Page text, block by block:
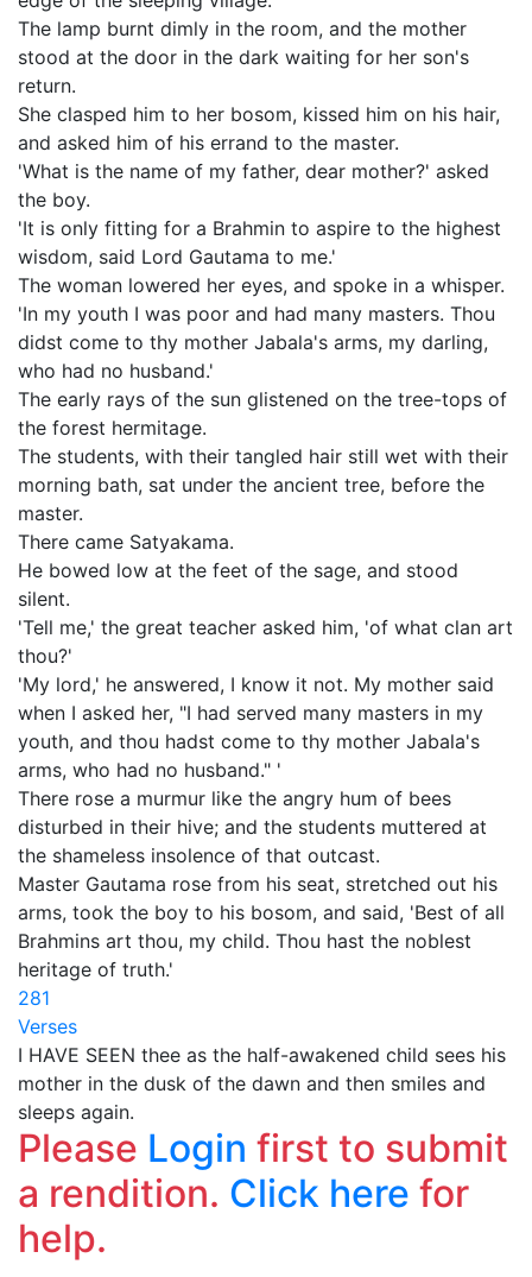
The lamp burnt dimly in the room, and the mother
stood at the door in the dark waiting for her son's
return.
She clasped him to her bosom, kissed him on his hair,
and asked him of his errand to the master.
'What is the name of my father, dear mother?' asked
the boy.
'It is only fitting for a Brahmin to aspire to the highest
wisdom, said Lord Gautama to me.'
The woman lowered her eyes, and spoke in a whisper.
'In my youth I was poor and had many masters. Thou
didst come to thy mother Jabala's arms, my darling,
who had no husband.'
The early rays of the sun glistened on the tree-tops of
the forest hermitage.
The students, with their tangled hair still wet with their
morning bath, sat under the ancient tree, before the
master.
There came Satyakama.
He bowed low at the feet of the sage, and stood
silent.
'Tell me,' the great teacher asked him, 'of what clan art
thou?'
'My lord,' he answered, I know it not. My mother said
when I asked her, "I had served many masters in my
youth, and thou hadst come to thy mother Jabala's
arms, who had no husband." '
There rose a murmur like the angry hum of bees
disturbed in their hive; and the students muttered at
the shameless insolence of that outcast.
Master Gautama rose from his seat, stretched out his
arms, took the boy to his bosom, and said, 'Best of all
Brahmins art thou, my child. Thou hast the noblest
heritage of truth.'
281
Verses
I HAVE SEEN thee as the half-awakened child sees his
mother in the dusk of the dawn and then smiles and
sleeps again.
Please Login first to submit
a rendition. Click here for
help.